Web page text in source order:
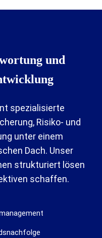
und
spezialisierte
Risiko- und
unter einem
Dach. Unser
strukturiert lösen
schaffen.